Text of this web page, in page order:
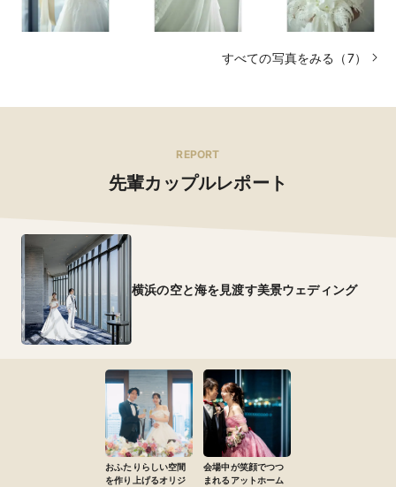
すべての写真をみる（7）
REPORT
先輩カップルレポート
横浜の空と海を見渡す美景ウェディング
おふたりらしい空間
を作り上げるオリジ
会場中が笑顔でつつ
まれるアットホーム